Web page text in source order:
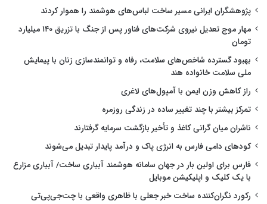
پژوهشگران ایرانی مسیر ساخت لباس‌های هوشمند را هموار کردند
مهار موج تعدیل نیروی شرکت‌های فناور پس از جنگ با تزریق ۱۴۰ میلیارد
تومان
بهبود گسترده شاخص‌های سلامت، رفاه و توانمندسازی زنان با پیمایش
ملی سلامت خانواده هند
راز کاهش وزن ایمن با آمپول‌های لاغری
تمرکز بیشتر با چند تغییر ساده در زندگی روزمره
ناشران میان گرانی کاغذ و تأخیر بازگشت سرمایه گرفتارند
کودهای دامی فارس به انرژی پاک و درآمد پایدار تبدیل می‌شوند
فارس برای اولین بار در جهان سامانه هوشمند آبیاری ساخت/ آبیاری مزارع
با یک کلیک و اپلیکیشن موبایل
رکورد نگران‌کننده ساخت خبر جعلی با ظاهری واقعی با چت‌جی‌پی‌تی